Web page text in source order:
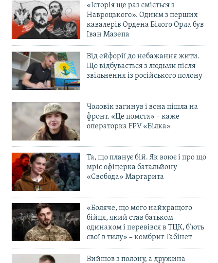
«Історія ще раз сміється з
Навроцького». Одним з перших
кавалерів Ордена Білого Орла був
Іван Мазепа
Від ейфорії до небажання жити.
Що відбувається з людьми після
звільнення із російського полону
Чоловік загинув і вона пішла на
фронт. «Це помста» – каже
операторка FPV «Білка»
Та, що планує бій. Як воює і про що
мріє офіцерка батальйону
«Свобода» Маргарита
«Боляче, що мого найкращого
бійця, який став батьком-
одинаком і перевівся в ТЦК, б’ють
свої в тилу» – комбриг Габінет
Вийшов з полону, а дружина